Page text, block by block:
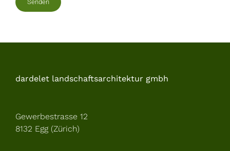
dardelet landschaftsarchitektur gmbh
Gewerbestrasse 12
8132 Egg (Zürich)